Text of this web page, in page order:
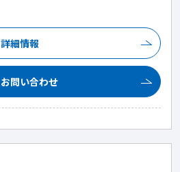
詳細情報
お問い合わせ